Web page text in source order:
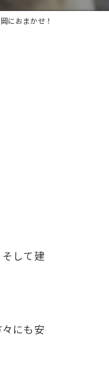
におまかせ！
して建
にも安